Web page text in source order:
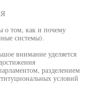
о том, как и почему
системы).
внимание уделяется
разделением
условий